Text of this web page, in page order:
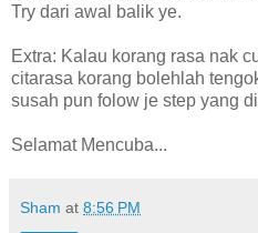
Try dari awal balik ye.
Extra: Kalau korang rasa nak
citarasa korang bolehlah
susah pun folow je step yang
Selamat Mencuba...
Sham at 8:56 PM